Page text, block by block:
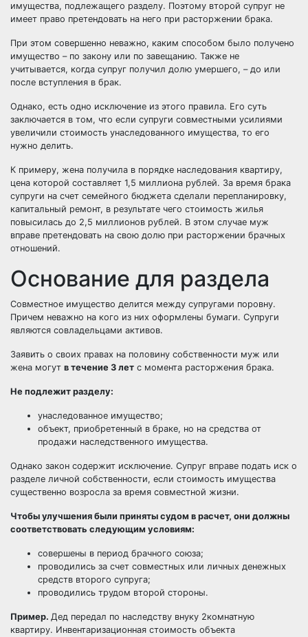
имущества, подлежащего разделу. Поэтому второй супруг не
имеет право претендовать на него при расторжении брака.
При этом совершенно неважно, каким способом было получено
имущество – по закону или по завещанию. Также не
учитывается, когда супруг получил долю умершего, – до или
после вступления в брак.
Однако, есть одно исключение из этого правила. Его суть
заключается в том, что если супруги совместными усилиями
увеличили стоимость унаследованного имущества, то его
нужно делить.
К примеру, жена получила в порядке наследования квартиру,
цена которой составляет 1,5 миллиона рублей. За время брака
супруги на счет семейного бюджета сделали перепланировку,
капитальный ремонт, в результате чего стоимость жилья
повысилась до 2,5 миллионов рублей. В этом случае муж
вправе претендовать на свою долю при расторжении брачных
отношений.
Основание для раздела
Совместное имущество делится между супругами поровну.
Причем неважно на кого из них оформлены бумаги. Супруги
являются совладельцами активов.
Заявить о своих правах на половину собственности муж или
жена могут в течение 3 лет с момента расторжения брака.
Не подлежит разделу:
унаследованное имущество;
объект, приобретенный в браке, но на средства от
продажи наследственного имущества.
Однако закон содержит исключение. Супруг вправе подать иск о
разделе личной собственности, если стоимость имущества
существенно возросла за время совместной жизни.
Чтобы улучшения были приняты судом в расчет, они должны
соответствовать следующим условиям:
совершены в период брачного союза;
проводились за счет совместных или личных денежных
средств второго супруга;
проводились трудом второй стороны.
Пример. Дед передал по наследству внуку 2комнатную
квартиру. Инвентаризационная стоимость объекта